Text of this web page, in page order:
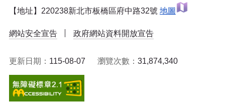
【地址】220238新北市板橋區府中路32號 地圖
網站安全宣告 政府網站資料開放宣告
更新日期： 115-08-07 瀏覽次數： 31,874,340